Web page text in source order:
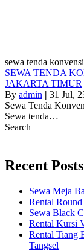
sewa tenda
SEWA TENDA
JAKARTA TIMUR
By admin | 31 Jul,
Sewa Tenda
Sewa tenda…
Search
Recent Posts
Sewa Meja
Rental
Sewa Black
Rental Kursi
Rental Tiang
Tangsel